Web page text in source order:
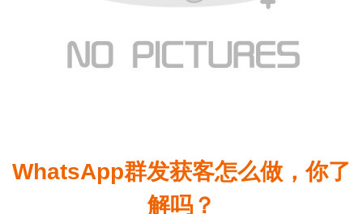
WhatsApp群发获客怎么做，你了
解吗？